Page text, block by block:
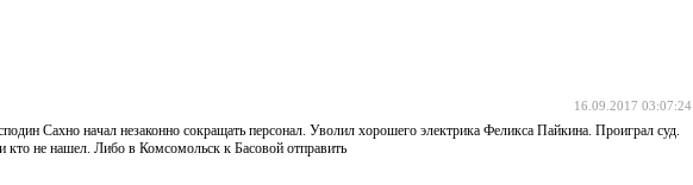
16.09.2017 03:07:24
Сахно начал незаконно сокращать персонал. Уволил хорошего электрика Феликса Пайкина. Проиграл суд.
кто не нашел. Либо в Комсомольск к Басовой отправить